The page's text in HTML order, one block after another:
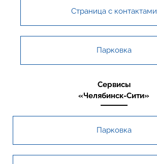
Страница с контактами
Парковка
Сервисы
«Челябинск-Сити»
Парковка